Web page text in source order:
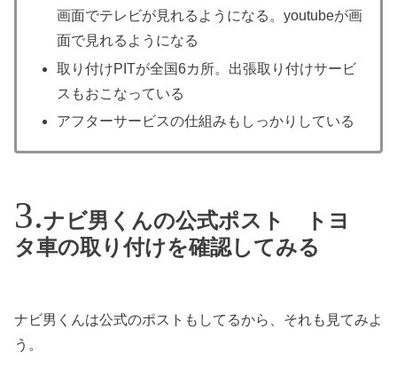
画面でテレビが見れるようになる。youtubeが画
面で見れるようになる
取り付けPITが全国6カ所。出張取り付けサービ
スもおこなっている
アフターサービスの仕組みもしっかりしている
ナビ男くんの公式ポスト トヨ
タ車の取り付けを確認してみる
ナビ男くんは公式のポストもしてるから、それも見てみよ
う。